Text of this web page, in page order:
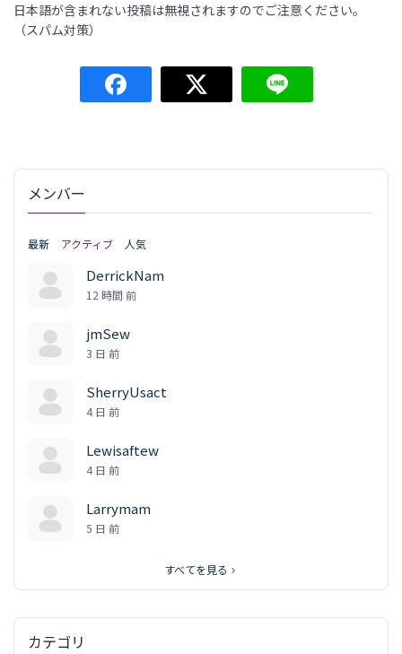
日本語が含まれない投稿は無視されますのでご注意ください。
（スパム対策）
メンバー
最新 アクティブ 人気
DerrickNam
12 時間 前
jmSew
3 日 前
SherryUsact
4 日 前
Lewisaftew
4 日 前
Larrymam
5 日 前
すべてを見る
カテゴリ